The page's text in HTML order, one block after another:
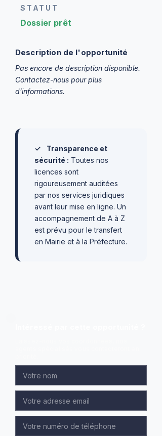
STATUT
Dossier prêt
Description de l'opportunité
Pas encore de description disponible.
Contactez-nous pour plus
d’informations.
✓
Transparence et
sécurité : Toutes nos
licences sont
rigoureusement auditées
par nos services juridiques
avant leur mise en ligne. Un
accompagnement de A à Z
est prévu pour le transfert
en Mairie et à la Préfecture.